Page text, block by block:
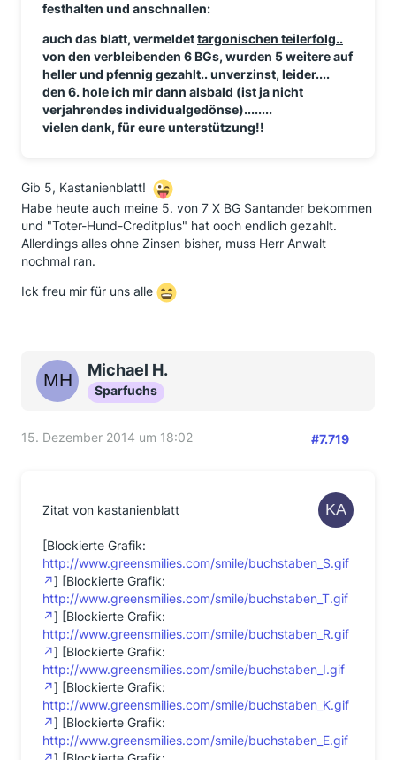
festhalten und anschnallen:
auch das blatt, vermeldettargonischen teilerfolg..
von den verbleibenden 6 BGs, wurden 5 weitere auf
heller und pfennig gezahlt.. unverzinst, leider....
den 6. hole ich mir dann alsbald (ist ja nicht
verjahrendes individualgedönse)........
vielen dank, für eure unterstützung!!
Gib 5, Kastanienblatt!
Habe heute auch meine 5. von 7 X BG Santander bekommen
und "Toter-Hund-Creditplus" hat ooch endlich gezahlt.
Allerdings alles ohne Zinsen bisher, muss Herr Anwalt
nochmal ran.
Ick freu mir für uns alle
Michael H.
Sparfuchs
15. Dezember 2014 um 18:02 #7.719
Zitat von kastanienblatt
[Blockierte Grafik:
http://www.greensmilies.com/smile/buchstaben_S.gif
] [Blockierte Grafik:
http://www.greensmilies.com/smile/buchstaben_T.gif
] [Blockierte Grafik:
http://www.greensmilies.com/smile/buchstaben_R.gif
] [Blockierte Grafik:
http://www.greensmilies.com/smile/buchstaben_I.gif
] [Blockierte Grafik:
http://www.greensmilies.com/smile/buchstaben_K.gif
] [Blockierte Grafik:
http://www.greensmilies.com/smile/buchstaben_E.gif